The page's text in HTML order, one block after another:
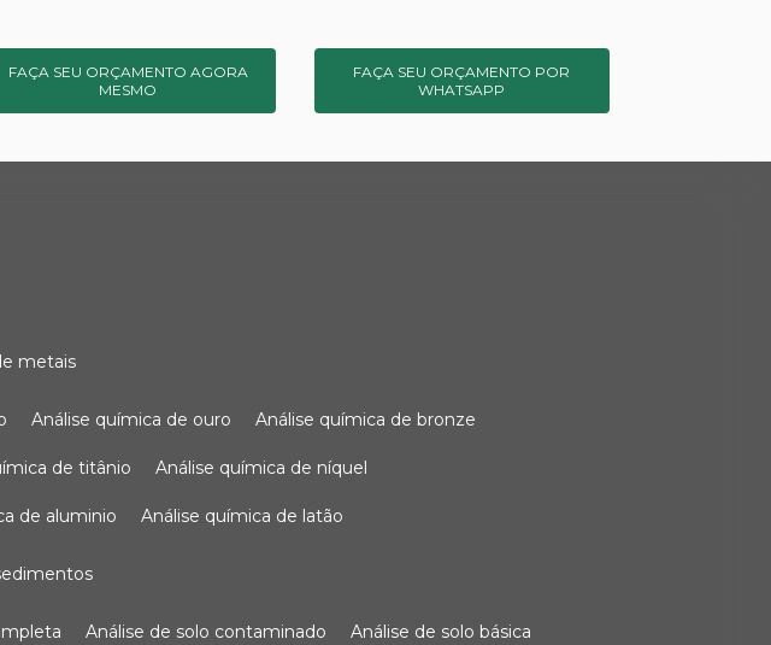
FAÇA SEU ORÇAMENTO AGORA
MESMO
FAÇA SEU ORÇAMENTO POR
WHATSAPP
metais
análise química de ouro análise química de bronze
de titânio análise química de níquel
de aluminio análise química de latão
análise de solo contaminado análise de solo básica